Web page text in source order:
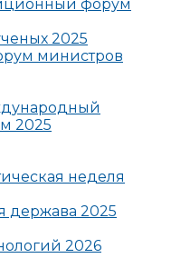
форум
2025
министров
2025
неделя
держава 2025
2026